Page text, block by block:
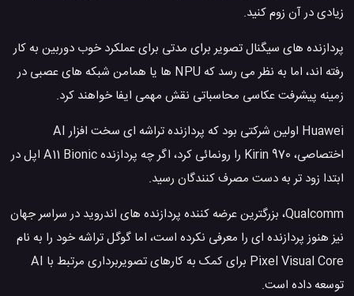
زیادی در آن زوم کنید.
پردازنده های سیگنال تصویر برای مدتی برای عملکرد خوب دوربین به کار
رفته اند، اما به نظر می رسد که NPU ها یا همامن شبکه های عصبی در
زمینه پیشرفت عکاسی محاسباتی نقش مهمی ایفا خواهند کرد.
Huawei اولین شرکتی بود که پردازنده تراشه ای سخت افزار AI
اختصاصی، Kirin 970 را رونمائی کرد، اگر چه پردازنده A11 Bionic اپل در
ابتدا زود تر به دست مصرف کنندگان رسید.
Qualcomm، بزرگترین عرضه کننده پردازنده های اندروید در سراسر جهان
نیز هنوز پردازنده ای را معرفی نکرده است، اما گوگل تراشه خود را به نام
Pixel Visual Core برای کمک به کارهای تصویربرداری مرتبط با AI
توسعه داده است.